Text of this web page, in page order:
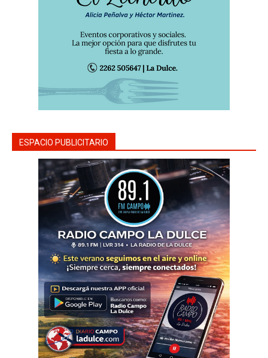
ESPACIO PUBLICITARIO